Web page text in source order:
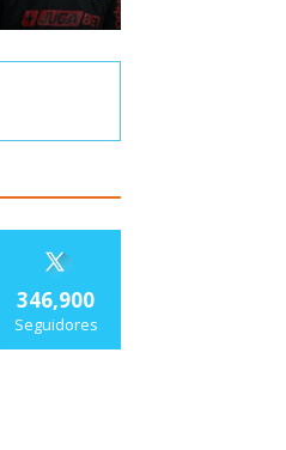
346,900
Seguidores